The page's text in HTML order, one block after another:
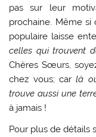
pas sur leur
prochaine. Même
populaire laisse
celles qui trouvent
Chères Sœurs,
chez vous; carlà
trouve aussi une
à jamais !
Pour plus de détails